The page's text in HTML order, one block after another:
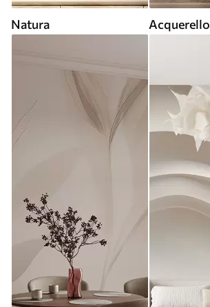
Natura Acquerello